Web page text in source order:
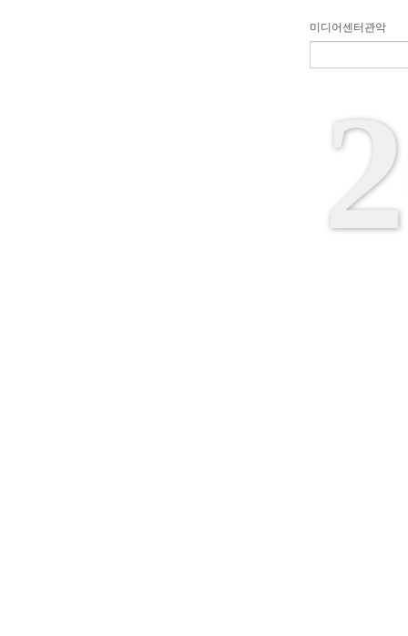
미디어센터관악